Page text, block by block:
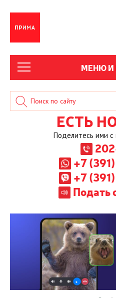
МЕНЮ И
ЕСТЬ
Поделитесь ими
+7
+7
Подать